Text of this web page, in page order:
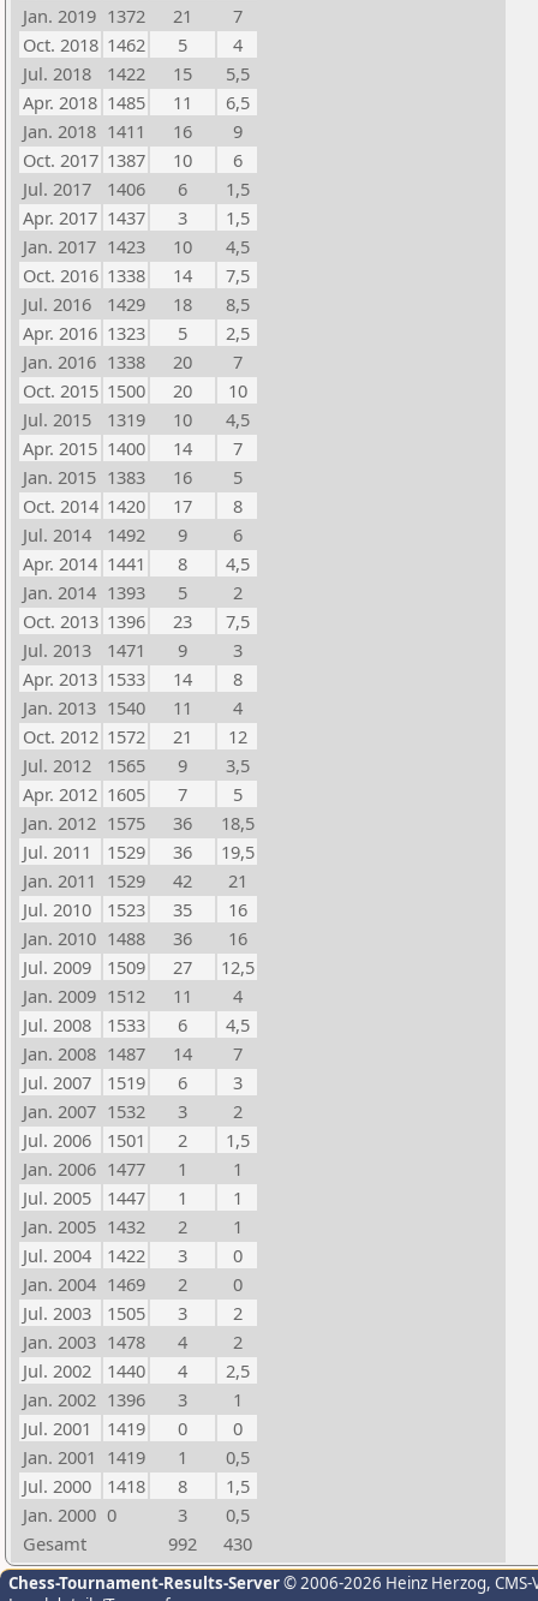
Jan. 2019 1372 21
7
Oct. 2018 1462 5
4
Jul. 2018
1422 15
5,5
Apr. 2018 1485 11
6,5
Jan. 2018 1411 16
9
Oct. 2017 1387 10
6
Jul. 2017
1406 6
1,5
Apr. 2017 1437 3
1,5
Jan. 2017 1423 10
4,5
Oct. 2016 1338 14
7,5
Jul. 2016
1429 18
8,5
Apr. 2016 1323 5
2,5
Jan. 2016 1338 20
7
Oct. 2015 1500 20
10
Jul. 2015
1319 10
4,5
Apr. 2015 1400 14
7
Jan. 2015 1383 16
5
Oct. 2014 1420 17
8
Jul. 2014
1492 9
6
Apr. 2014 1441 8
4,5
Jan. 2014 1393 5
2
Oct. 2013 1396 23
7,5
Jul. 2013
1471 9
3
Apr. 2013 1533 14
8
Jan. 2013 1540 11
4
Oct. 2012 1572 21
12
Jul. 2012
1565 9
3,5
Apr. 2012 1605 7
5
Jan. 2012 1575 36
18,5
Jul. 2011
1529 36
19,5
Jan. 2011 1529 42
21
Jul. 2010
1523 35
16
Jan. 2010 1488 36
16
Jul. 2009
1509 27
12,5
Jan. 2009 1512 11
4
Jul. 2008
1533 6
4,5
Jan. 2008 1487 14
7
Jul. 2007
1519 6
3
Jan. 2007 1532 3
2
Jul. 2006
1501 2
1,5
Jan. 2006 1477 1
1
Jul. 2005
1447 1
1
Jan. 2005 1432 2
1
Jul. 2004
1422 3
0
Jan. 2004 1469 2
0
Jul. 2003
1505 3
2
Jan. 2003 1478 4
2
Jul. 2002
1440 4
2,5
Jan. 2002 1396 3
1
Jul. 2001
1419 0
0
Jan. 2001 1419 1
0,5
Jul. 2000
1418 8
1,5
Jan. 2000 0 3
0,5
Gesamt
992 430
Chess-Tournament-Results-Server© 2006-2026 Heinz Herzog,